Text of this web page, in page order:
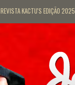
REVISTA KACTU'S EDIÇÃO 2025